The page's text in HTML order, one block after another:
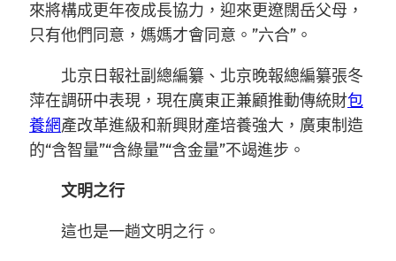
來將構成更年夜成長協力，迎來更遼闊岳父母，
只有他們同意，媽媽才會同意。”六合”。
北京日報社副總編纂、北京晚報總編纂張冬
萍在調研中表現，現在廣東正兼顧推動傳統財包
養網產改革進級和新興財產培養強大，廣東制造
的“含智量”“含綠量”“含金量”不竭進步。
文明之行
這也是一趟文明之行。